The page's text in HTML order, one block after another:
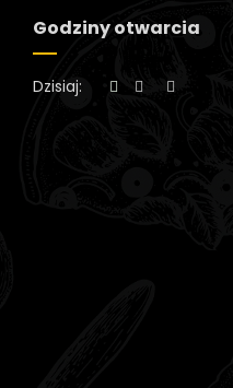
Godziny otwarcia
Dzisiaj: